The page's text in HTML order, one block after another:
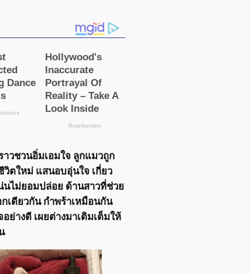
าวชวนอิ่มเอมใจ ลูกแมวถูก
วิตใหม่ แสนอบอุ่นใจ เกี่ยว
นไม่ยอมปล่อย ด้านสาวที่ช่วย
เดียวกัน กำพร้าเหมือนกัน
อย่างดี เผยต่างมาเติมเต็มให้